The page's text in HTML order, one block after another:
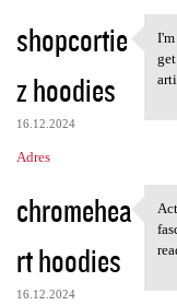
a
z
e
shopcortie
z hoodies
16.12.2024
Adres
I'm
chromehea
rt hoodies
16.12.2024